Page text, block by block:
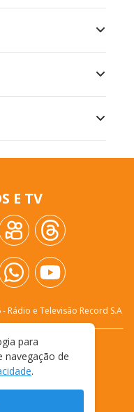
E TV
- Rádio e Televisão Record S.A
PRIVACIDADE
DE USO
para
navegação de
.